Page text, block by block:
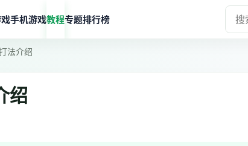
手机游戏教程专题排行榜
法介绍
绍